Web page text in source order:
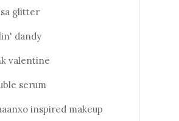
glitter
dandy
valentine
serum
inspired makeup